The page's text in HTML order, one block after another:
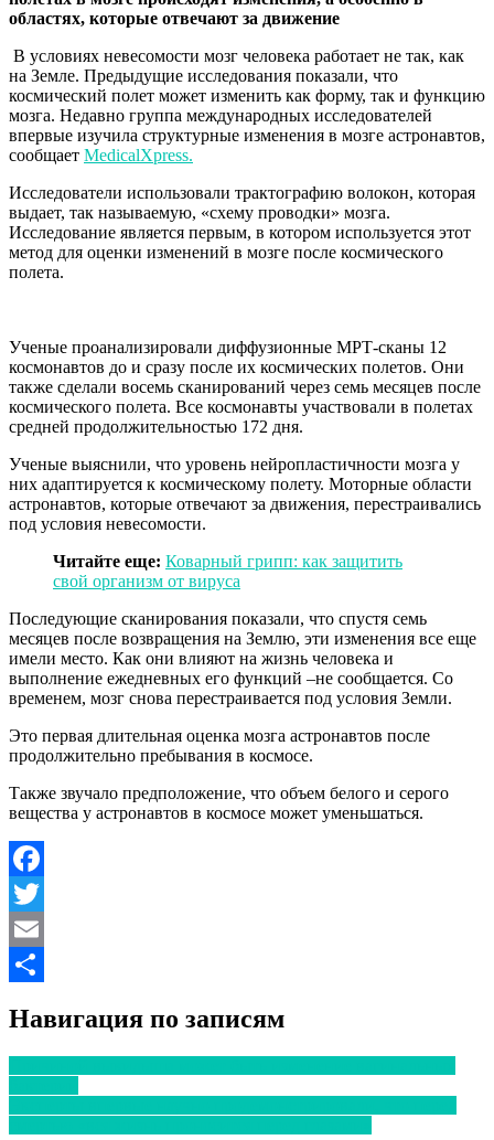
областях, которые отвечают за движение
В условиях невесомости мозг человека работает не так, как
на Земле. Предыдущие исследования показали, что
космический полет может изменить как форму, так и функцию
мозга. Недавно группа международных исследователей
впервые изучила структурные изменения в мозге астронавтов,
сообщает МedicalХpress.
Исследователи использовали трактографию волокон, которая
выдает, так называемую, «схему проводки» мозга.
Исследование является первым, в котором используется этот
метод для оценки изменений в мозге после космического
полета.
Ученые проанализировали диффузионные МРТ-сканы 12
космонавтов до и сразу после их космических полетов. Они
также сделали восемь сканирований через семь месяцев после
космического полета. Все космонавты участвовали в полетах
средней продолжительностью 172 дня.
Ученые выяснили, что уровень нейропластичности мозга у
них адаптируется к космическому полету. Моторные области
астронавтов, которые отвечают за движения, перестраивались
под условия невесомости.
Читайте еще: Коварный грипп: как защитить
свой организм от вируса
Последующие сканирования показали, что спустя семь
месяцев после возвращения на Землю, эти изменения все еще
имели место. Как они влияют на жизнь человека и
выполнение ежедневных его функций –не сообщается. Со
временем, мозг снова перестраивается под условия Земли.
Это первая длительная оценка мозга астронавтов после
продолжительно пребывания в космосе.
Также звучало предположение, что объем белого и серого
вещества у астронавтов в космосе может уменьшаться.
Facebook
Twitter
Email
Навигация по записям